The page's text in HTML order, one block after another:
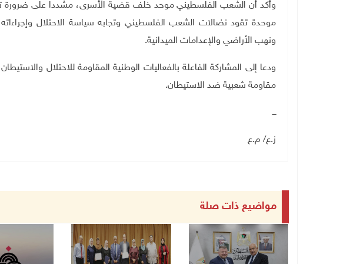
وأكد أن الشعب الفلسطيني موحد خلف قضية الأسرى، مشددا على ضرورة
موحدة تقود نضالات الشعب الفلسطيني وتجابه سياسة الاحتلال
ونهب الأراضي والإعدامات الميدانية.
ودعا إلى المشاركة الفاعلة بالفعاليات الوطنية المقاومة للاحتلال
مقاومة شعبية ضد الاستيطان.
ـــ
ز.ع/ م.ع
مواضيع ذات صلة